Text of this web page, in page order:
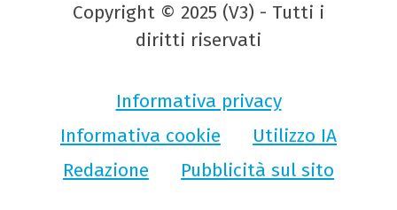
Copyright © 2025 (V3) - Tutti i
diritti riservati
Informativa privacy
Informativa cookie
Utilizzo IA
Redazione
Pubblicità sul sito